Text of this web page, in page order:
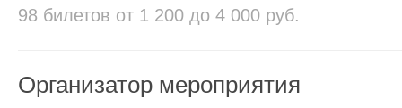
98 билетов от 1 200 до 4 000 руб.
Организатор мероприятия